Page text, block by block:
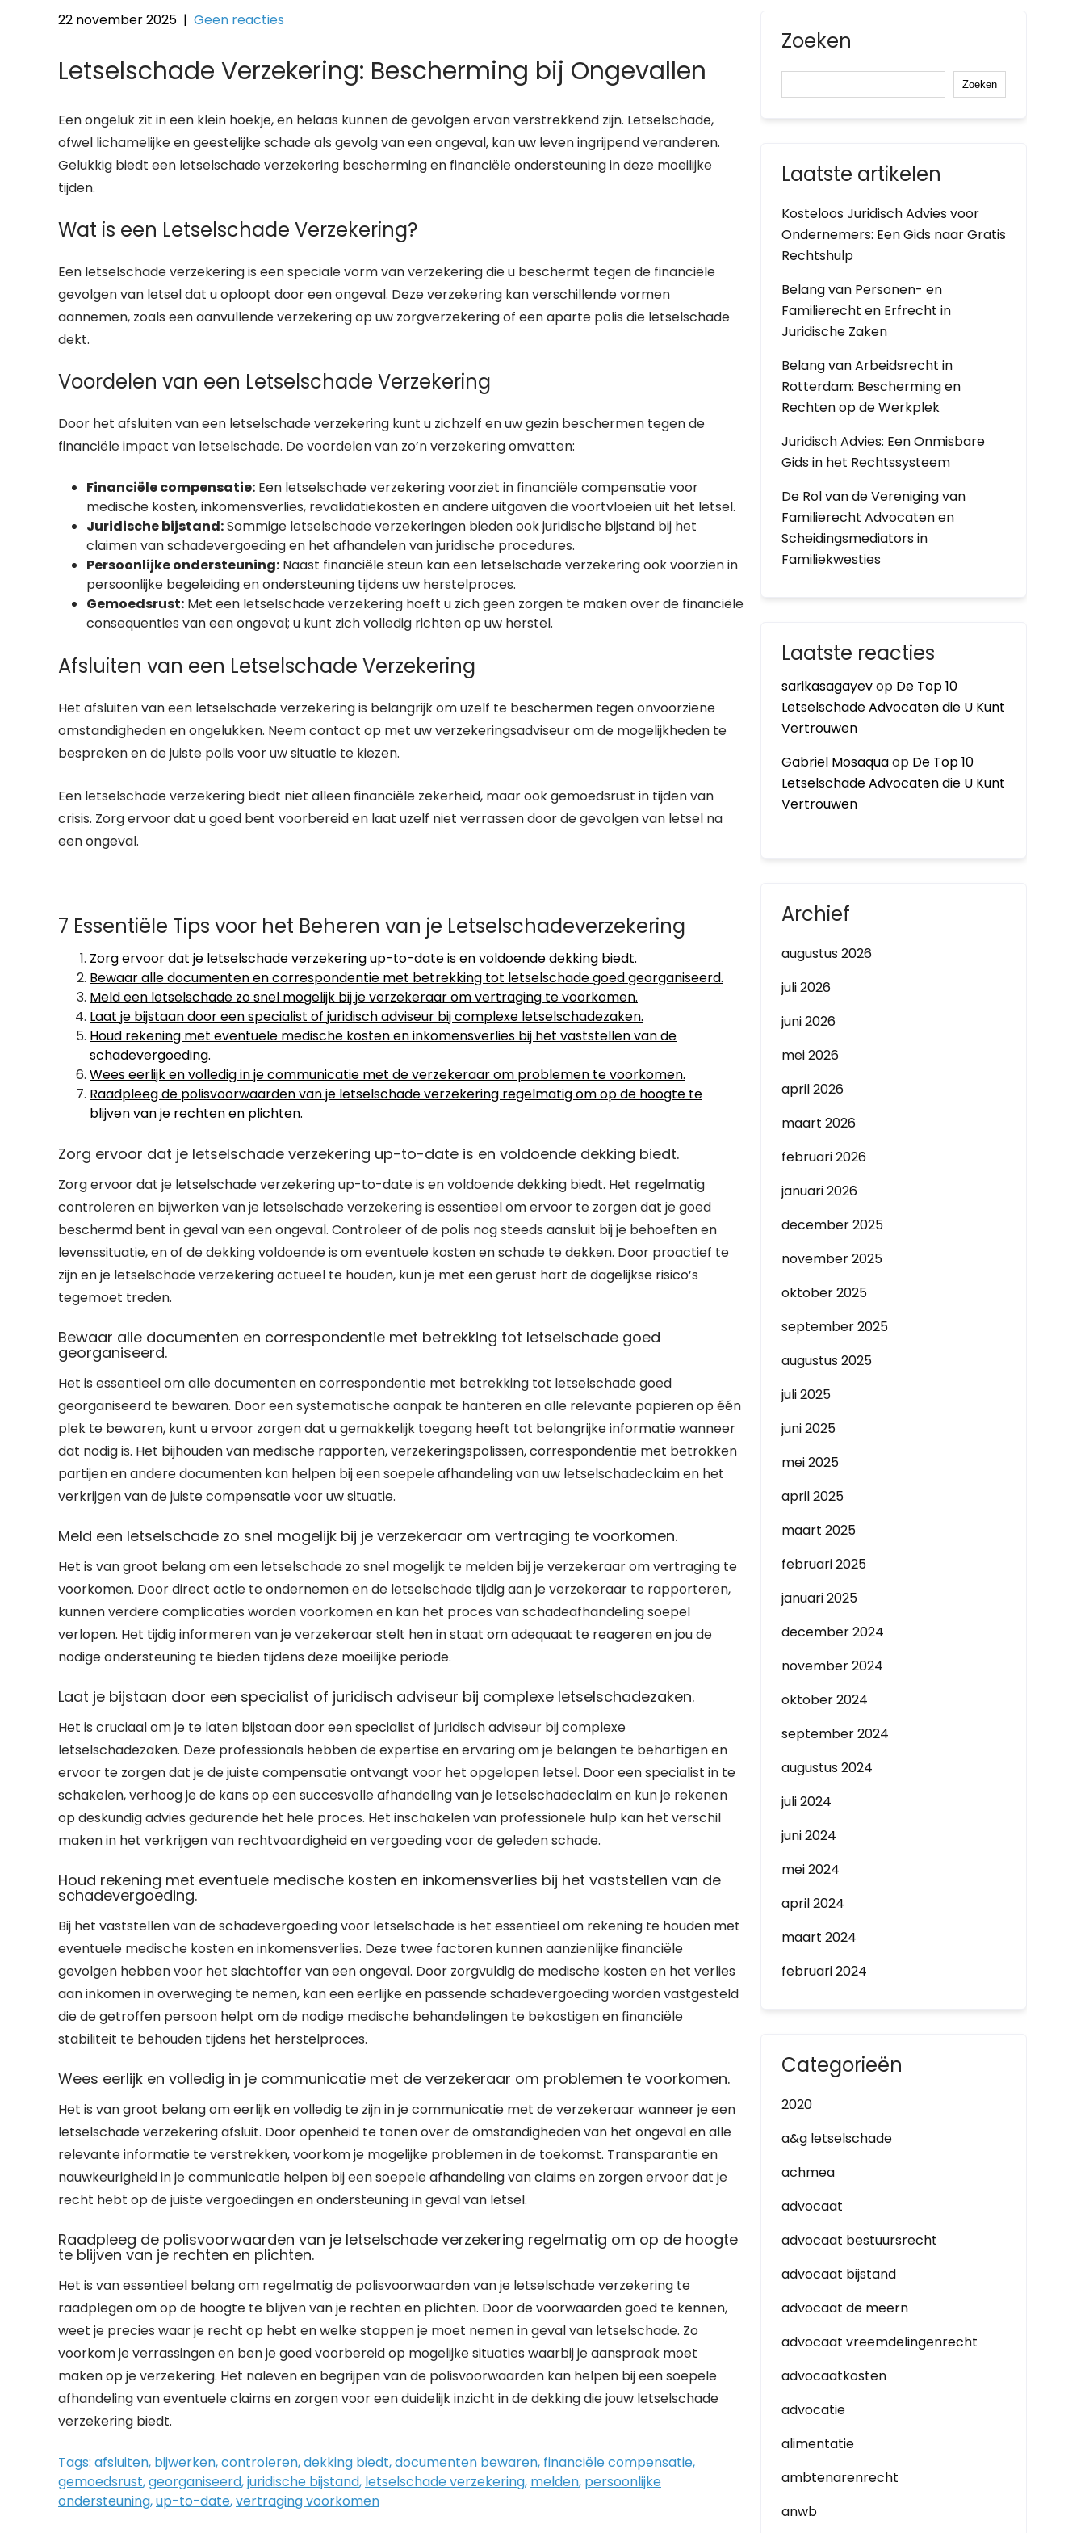
22 november 2025 | Geen reacties
Letselschade Verzekering: Bescherming bij Ongevallen
Een ongeluk zit in een klein hoekje, en helaas kunnen de gevolgen ervan verstrekkend zijn. Letselschade,
ofwel lichamelijke en geestelijke schade als gevolg van een ongeval, kan uw leven ingrijpend veranderen.
Gelukkig biedt een letselschade verzekering bescherming en financiële ondersteuning in deze moeilijke
tijden.
Wat is een Letselschade Verzekering?
Een letselschade verzekering is een speciale vorm van verzekering die u beschermt tegen de financiële
gevolgen van letsel dat u oploopt door een ongeval. Deze verzekering kan verschillende vormen
aannemen, zoals een aanvullende verzekering op uw zorgverzekering of een aparte polis die letselschade
dekt.
Voordelen van een Letselschade Verzekering
Door het afsluiten van een letselschade verzekering kunt u zichzelf en uw gezin beschermen tegen de
financiële impact van letselschade. De voordelen van zo’n verzekering omvatten:
Financiële compensatie: Een letselschade verzekering voorziet in financiële compensatie voor
medische kosten, inkomensverlies, revalidatiekosten en andere uitgaven die voortvloeien uit het letsel.
Juridische bijstand:Sommige letselschade verzekeringen bieden ook juridische bijstand bij het
claimen van schadevergoeding en het afhandelen van juridische procedures.
Persoonlijke ondersteuning: Naast financiële steun kan een letselschade verzekering ook voorzien in
persoonlijke begeleiding en ondersteuning tijdens uw herstelproces.
Gemoedsrust: Met een letselschade verzekering hoeft u zich geen zorgen te maken over de financiële
consequenties van een ongeval; u kunt zich volledig richten op uw herstel.
Afsluiten van een Letselschade Verzekering
Het afsluiten van een letselschade verzekering is belangrijk om uzelf te beschermen tegen onvoorziene
omstandigheden en ongelukken. Neem contact op met uw verzekeringsadviseur om de mogelijkheden te
bespreken en de juiste polis voor uw situatie te kiezen.
Een letselschade verzekering biedt niet alleen financiële zekerheid, maar ook gemoedsrust in tijden van
crisis. Zorg ervoor dat u goed bent voorbereid en laat uzelf niet verrassen door de gevolgen van letsel na
een ongeval.
7 Essentiële Tips voor het Beheren van je Letselschadeverzekering
Zorg ervoor dat je letselschade verzekering up-to-date is en voldoende dekking biedt.
Bewaar alle documenten en correspondentie met betrekking tot letselschade goed georganiseerd.
Meld een letselschade zo snel mogelijk bij je verzekeraar om vertraging te voorkomen.
Laat je bijstaan door een specialist of juridisch adviseur bij complexe letselschadezaken.
Houd rekening met eventuele medische kosten en inkomensverlies bij het vaststellen van de
schadevergoeding.
Wees eerlijk en volledig in je communicatie met de verzekeraar om problemen te voorkomen.
Raadpleeg de polisvoorwaarden van je letselschade verzekering regelmatig om op de hoogte te
blijven van je rechten en plichten.
Zorg ervoor dat je letselschade verzekering up-to-date is en voldoende dekking biedt.
Zorg ervoor dat je letselschade verzekering up-to-date is en voldoende dekking biedt. Het regelmatig
controleren en bijwerken van je letselschade verzekering is essentieel om ervoor te zorgen dat je goed
beschermd bent in geval van een ongeval. Controleer of de polis nog steeds aansluit bij je behoeften en
levenssituatie, en of de dekking voldoende is om eventuele kosten en schade te dekken. Door proactief te
zijn en je letselschade verzekering actueel te houden, kun je met een gerust hart de dagelijkse risico’s
tegemoet treden.
Bewaar alle documenten en correspondentie met betrekking tot letselschade goed
georganiseerd.
Het is essentieel om alle documenten en correspondentie met betrekking tot letselschade goed
georganiseerd te bewaren. Door een systematische aanpak te hanteren en alle relevante papieren op één
plek te bewaren, kunt u ervoor zorgen dat u gemakkelijk toegang heeft tot belangrijke informatie wanneer
dat nodig is. Het bijhouden van medische rapporten, verzekeringspolissen, correspondentie met betrokken
partijen en andere documenten kan helpen bij een soepele afhandeling van uw letselschadeclaim en het
verkrijgen van de juiste compensatie voor uw situatie.
Meld een letselschade zo snel mogelijk bij je verzekeraar om vertraging te voorkomen.
Het is van groot belang om een letselschade zo snel mogelijk te melden bij je verzekeraar om vertraging te
voorkomen. Door direct actie te ondernemen en de letselschade tijdig aan je verzekeraar te rapporteren,
kunnen verdere complicaties worden voorkomen en kan het proces van schadeafhandeling soepel
verlopen. Het tijdig informeren van je verzekeraar stelt hen in staat om adequaat te reageren en jou de
nodige ondersteuning te bieden tijdens deze moeilijke periode.
Laat je bijstaan door een specialist of juridisch adviseur bij complexe letselschadezaken.
Het is cruciaal om je te laten bijstaan door een specialist of juridisch adviseur bij complexe
letselschadezaken. Deze professionals hebben de expertise en ervaring om je belangen te behartigen en
ervoor te zorgen dat je de juiste compensatie ontvangt voor het opgelopen letsel. Door een specialist in te
schakelen, verhoog je de kans op een succesvolle afhandeling van je letselschadeclaim en kun je rekenen
op deskundig advies gedurende het hele proces. Het inschakelen van professionele hulp kan het verschil
maken in het verkrijgen van rechtvaardigheid en vergoeding voor de geleden schade.
Houd rekening met eventuele medische kosten en inkomensverlies bij het vaststellen van de
schadevergoeding.
Bij het vaststellen van de schadevergoeding voor letselschade is het essentieel om rekening te houden met
eventuele medische kosten en inkomensverlies. Deze twee factoren kunnen aanzienlijke financiële
gevolgen hebben voor het slachtoffer van een ongeval. Door zorgvuldig de medische kosten en het verlies
aan inkomen in overweging te nemen, kan een eerlijke en passende schadevergoeding worden vastgesteld
die de getroffen persoon helpt om de nodige medische behandelingen te bekostigen en financiële
stabiliteit te behouden tijdens het herstelproces.
Wees eerlijk en volledig in je communicatie met de verzekeraar om problemen te voorkomen.
Het is van groot belang om eerlijk en volledig te zijn in je communicatie met de verzekeraar wanneer je een
letselschade verzekering afsluit. Door openheid te tonen over de omstandigheden van het ongeval en alle
relevante informatie te verstrekken, voorkom je mogelijke problemen in de toekomst. Transparantie en
nauwkeurigheid in je communicatie helpen bij een soepele afhandeling van claims en zorgen ervoor dat je
recht hebt op de juiste vergoedingen en ondersteuning in geval van letsel.
Raadpleeg de polisvoorwaarden van je letselschade verzekering regelmatig om op de hoogte
te blijven van je rechten en plichten.
Het is van essentieel belang om regelmatig de polisvoorwaarden van je letselschade verzekering te
raadplegen om op de hoogte te blijven van je rechten en plichten. Door de voorwaarden goed te kennen,
weet je precies waar je recht op hebt en welke stappen je moet nemen in geval van letselschade. Zo
voorkom je verrassingen en ben je goed voorbereid op mogelijke situaties waarbij je aanspraak moet
maken op je verzekering. Het naleven en begrijpen van de polisvoorwaarden kan helpen bij een soepele
afhandeling van eventuele claims en zorgen voor een duidelijk inzicht in de dekking die jouw letselschade
verzekering biedt.
Tags: afsluiten, bijwerken,controleren,dekking biedt,documenten bewaren, financiële compensatie,
gemoedsrust,georganiseerd,juridische bijstand, letselschade verzekering, melden, persoonlijke
ondersteuning,up-to-date,vertraging voorkomen
Zoeken
Zoeken
Laatste artikelen
Kosteloos Juridisch Advies voor
Ondernemers: Een Gids naar Gratis
Rechtshulp
Belang van Personen- en
Familierecht en Erfrecht in
Juridische Zaken
Belang van Arbeidsrecht in
Rotterdam: Bescherming en
Rechten op de Werkplek
Juridisch Advies: Een Onmisbare
Gids in het Rechtssysteem
De Rol van de Vereniging van
Familierecht Advocaten en
Scheidingsmediators in
Familiekwesties
Laatste reacties
sarikasagayevop De Top 10
Letselschade Advocaten die U Kunt
Vertrouwen
Gabriel Mosaquaop De Top 10
Letselschade Advocaten die U Kunt
Vertrouwen
Archief
augustus 2026
juli 2026
juni 2026
mei 2026
april 2026
maart 2026
februari 2026
januari 2026
december 2025
november 2025
oktober 2025
september 2025
augustus 2025
juli 2025
juni 2025
mei 2025
april 2025
maart 2025
februari 2025
januari 2025
december 2024
november 2024
oktober 2024
september 2024
augustus 2024
juli 2024
juni 2024
mei 2024
april 2024
maart 2024
februari 2024
Categorieën
2020
a&g letselschade
achmea
advocaat
advocaat bestuursrecht
advocaat bijstand
advocaat de meern
advocaat vreemdelingenrecht
advocaatkosten
advocatie
alimentatie
ambtenarenrecht
anwb